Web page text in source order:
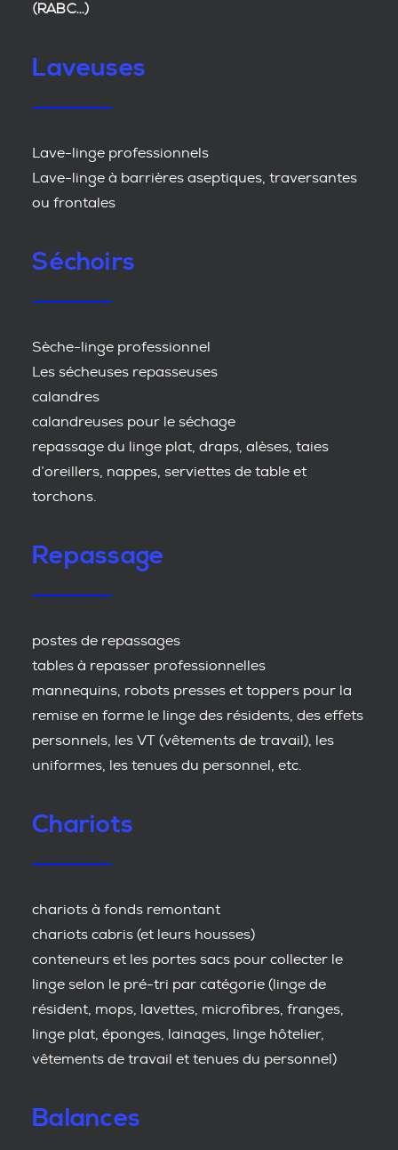
(RABC...)
Laveuses
Lave-linge professionnels
Lave-linge à barrières aseptiques, traversantes
ou frontales
Séchoirs
Sèche-linge professionnel
Les sécheuses repasseuses
calandres
calandreuses pour le séchage
repassage du linge plat, draps, alèses, taies
d’oreillers, nappes, serviettes de table et
torchons.
Repassage
postes de repassages
tables à repasser professionnelles
mannequins, robots presses et toppers pour la
remise en forme le linge des résidents, des effets
personnels, les VT (vêtements de travail), les
uniformes, les tenues du personnel, etc.
Chariots
chariots à fonds remontant
chariots cabris (et leurs housses)
conteneurs et les portes sacs pour collecter le
linge selon le pré-tri par catégorie (linge de
résident, mops, lavettes, microfibres, franges,
linge plat, éponges, lainages, linge hôtelier,
vêtements de travail et tenues du personnel)
Balances